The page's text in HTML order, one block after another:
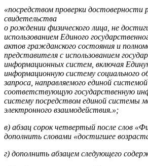
«посредством проверки достоверности
свидетельства
о рождении физического лица, не
использованием Единого
актов гражданского состояния и
представителя с использованием
информационных систем, включая
информационную систему социального
запроса, направляемого единой
соответствующую государственную
систему посредством единой системы
электронного взаимодействия.»;
в) абзац сорок четвертый после слов
дополнить словами «достигшее
г) дополнить абзацем следующего